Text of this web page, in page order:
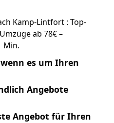
Kamp-Lintfort : Top-
ab 78€ –
Min.
es um Ihren
Angebote
Angebot für Ihren